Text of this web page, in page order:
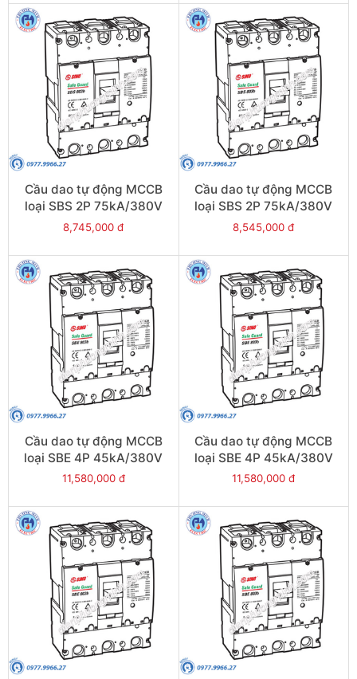
Cầu dao tự động MCCB
loại SBS 2P 75kA/380V
630A - Model
8,745,000 đ
Cầu dao tự động MCCB
loại SBS 2P 75kA/380V
500A - Model
8,545,000 đ
Cầu dao tự động MCCB
loại SBE 4P 45kA/380V
800A - Model
11,580,000 đ
Cầu dao tự động MCCB
loại SBE 4P 45kA/380V
700A - Model
11,580,000 đ